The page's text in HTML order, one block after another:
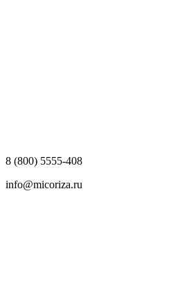
8 (800) 5555-408
info@micoriza.ru